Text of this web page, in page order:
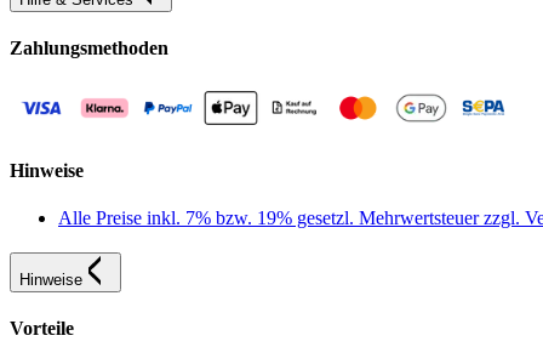
Zahlungsmethoden
Hinweise
Alle Preise inkl. 7% bzw. 19% gesetzl. Mehrwertsteuer zzgl.
Hinweise
Vorteile